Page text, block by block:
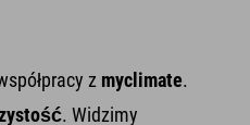
z myclimate.
. Widzimy